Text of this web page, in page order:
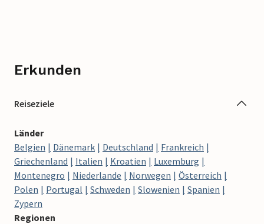
Erkunden
Reiseziele
Länder
Belgien
Dänemark Deutschland
Frankreich
Griechenland
Italien Kroatien
Luxemburg
Montenegro
Niederlande Norwegen
Österreich
Polen
Portugal Schweden Slowenien
Spanien
Zypern
Regionen